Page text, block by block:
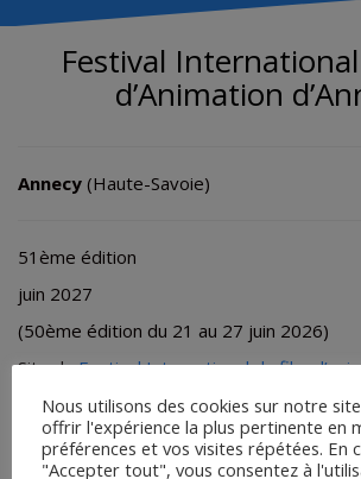
Festival
d’Animation
Annecy (Haute-Savoie)
51ème édition
juin 2027
(50ème édition du 21 au 27 juin 2026)
Site duFestival International du film
Lycées participants en 2025/2026 :
Nous utilisons des cookies sur notre
offrir l'expérience la plus pertinente en
préférences et vos visites répétées. En
"Accepter tout", vous consentez à